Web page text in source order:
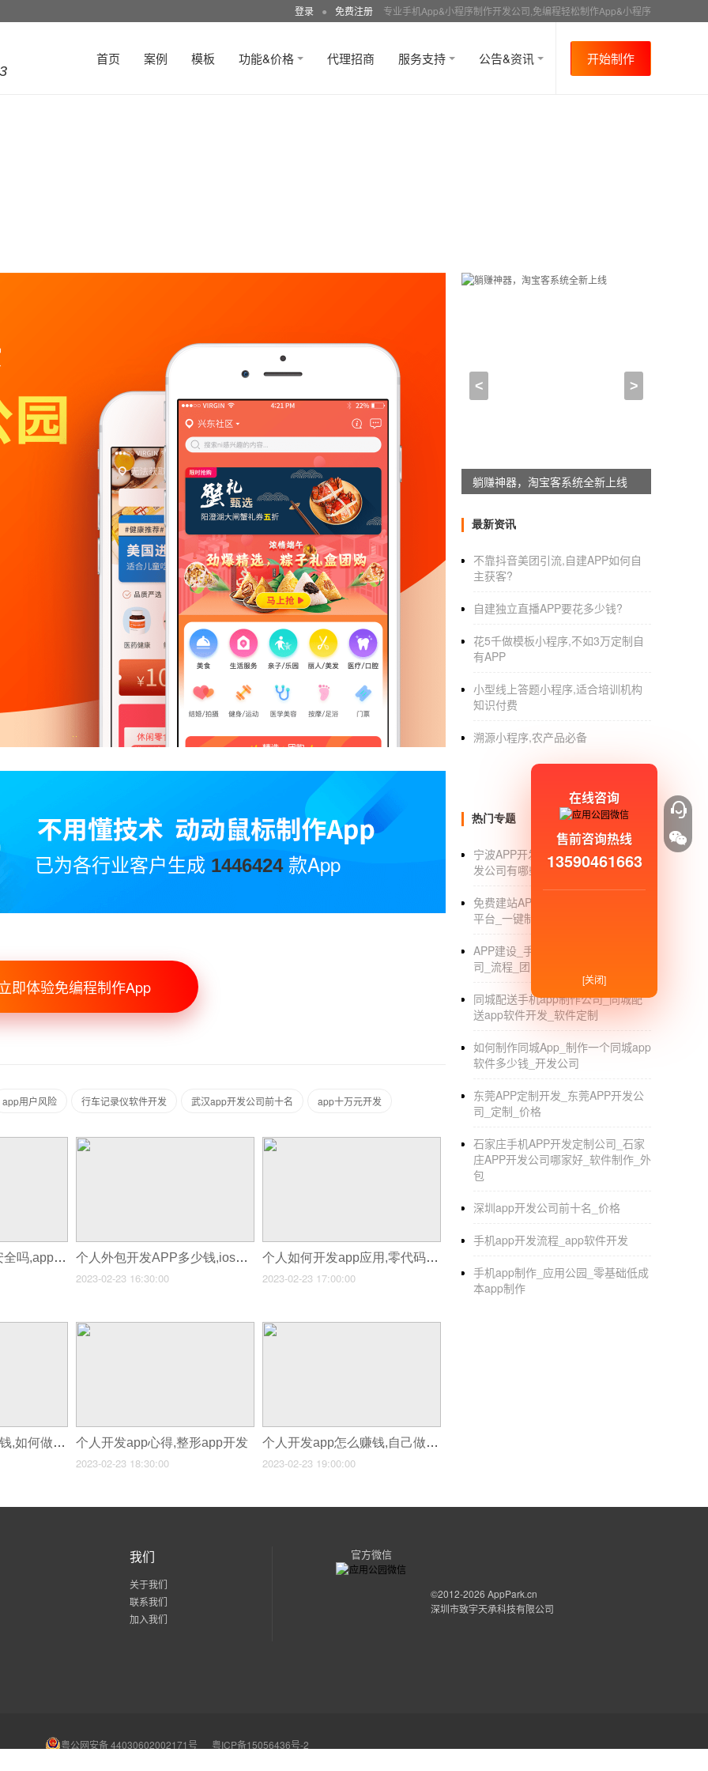
登录 ● 免费注册 专业手机App&小程序制作开发公司,免编程轻松制作App&小程序
首页 案例 模板 功能&价格 代理招商 服务支持 公告&资讯 开始制作
2022-01-07 15:15:00
一个APP从开发？上线需要多少时间和金钱
骤，一步一步，较后开发项目完成。
1.需求讨论：产品经理与客户沟通，做什么
逻辑图
开发？的一款APP 2上线需要多长时间？需
的技术难度、设计需求的可行性和经验评估
开发？的一款
APP上线需要多长时间？项目的
设计UI(产品界面)和UE(用户体验)，创造性
修改后，我们终与客户确认了高保真视觉地图
应用原型图(低保真度效果图)
开发？的一款APP上线需要多长时间？第二，
1.项目启动：开发根据产品需求文件进行需求
已为各行业客户生成 1446424款App
即体验免编程制作App
app用户风险 行车记录仪软件开发 武汉app开发公司前十名 app十万元开发
个人团队开发APP安全吗,app开发风险 个人外包开发APP多少钱,ios开发多少钱
2023-02-23 16:30:00
个人如何开发app应用,零代码开发app
2023-02-23 17:00:00
个人开发app如何赚钱,如何做App赚钱 个人开发app心得,整形app开发
2023-02-23 18:30:00
个人开发app怎么赚钱,自己做app怎么赚钱
2023-02-23 19:00:00
< >
躺赚神器，淘宝客系统全新上线
最新资讯
不靠抖音美团引流,自建APP如何自
主获客?
自建独立直播APP要花多少钱?
花5千做模板小程序,不如3万定制自
有APP
小型线上答题小程序,适合培训机构
知识付费
溯源小程序,农产品必备
热门专题
宁波APP开发公司_浙江宁波APP开
发公司有哪些_软件制作价格_排名
免费建站APP_免费建站哪个好_自助
平台_一键制作APP
APP建设_手机APP建设方案_开发公
司_流程_团队
同城配送手机app制作公司_同城配
送app软件开发_软件定制
如何制作同城App_制作一个同城app
软件多少钱_开发公司
东莞APP定制开发_东莞APP开发公
司_定制_价格
石家庄手机APP开发定制公司_石家
庄APP开发公司哪家好_软件制作_外
包
深圳app开发公司前十名_价格
手机app开发流程_app软件开发
手机app制作_应用公园_零基础低成
本app制作
我们
关于我们
联系我们
加入我们
官方微信
©2012-2026 AppPark.cn
深圳市致宇天承科技有限公司
粤公网安备 44030602002171号 粤ICP备15056436号-2
在线咨询
售前咨询热线
13590461663
[关闭]